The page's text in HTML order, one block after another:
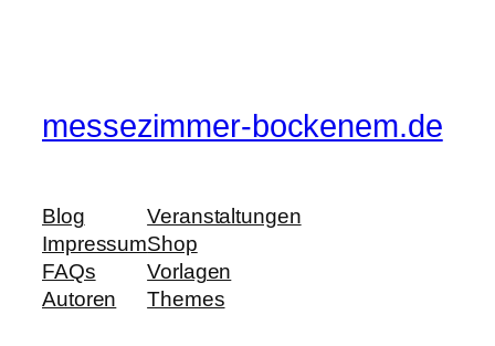
messezimmer-bockenem.de
Blog
Impressum
FAQs
Autoren
Veranstaltungen
Shop
Vorlagen
Themes